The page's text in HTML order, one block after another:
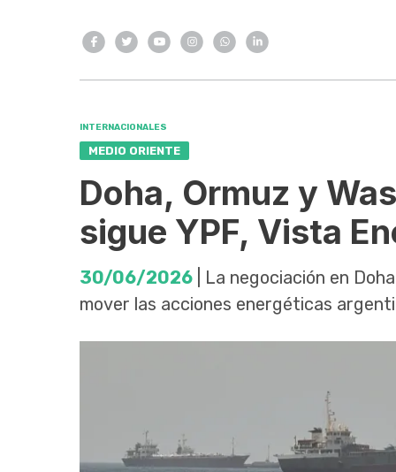
INTERNACIONALES
MEDIO ORIENTE
Doha, Ormuz y
sigue YPF, Vista
30/06/2026 | La negociación en
mover las acciones energéticas